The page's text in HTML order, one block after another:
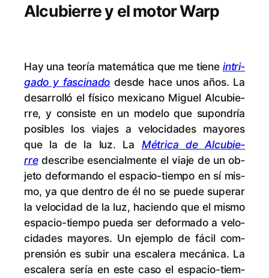
Alcubierre y el motor Warp
Hay una teo­ría ma­te­má­ti­ca que me tie­ne in­tri­
ga­do y fas­ci­na­do des­de ha­ce unos años. La
de­sa­rro­lló el fí­si­co me­xi­cano Mi­guel Al­cu­bie­
rre, y con­sis­te en un mo­de­lo que su­pon­dría
po­si­bles los via­jes a ve­lo­ci­da­des ma­yo­res
que la de la luz. La Mé­tri­ca de Al­cu­bie­
rre des­cri­be esen­cial­men­te el via­je de un ob­
je­to de­for­man­do el es­pa­cio-tiem­po en sí mis­
mo, ya que den­tro de él no se pue­de su­pe­rar
la ve­lo­ci­dad de la luz, ha­cien­do que el mis­mo
es­pa­cio-tiem­po pue­da ser de­for­ma­do a ve­lo­
ci­da­des ma­yo­res. Un ejem­plo de fá­cil com­
pren­sión es su­bir una es­ca­le­ra me­cá­ni­ca. La
es­ca­le­ra se­ría en es­te ca­so el es­pa­cio-tiem­